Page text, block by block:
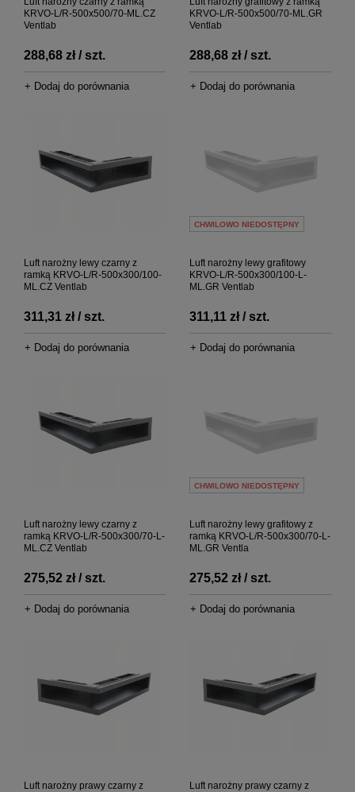
KRVO-L/R-500x500/70-ML.CZ
Ventlab
288,68 zł / szt.
+ Dodaj do porównania
KRVO-L/R-500x500/70-ML.GR
Ventlab
288,68 zł / szt.
+ Dodaj do porównania
Luft narożny lewy czarny z
ramką KRVO-L/R-500x300/100-
ML.CZ Ventlab
311,31 zł / szt.
+ Dodaj do porównania
CHWILOWO NIEDOSTĘPNY
Luft narożny lewy grafitowy
KRVO-L/R-500x300/100-L-
ML.GR Ventlab
311,11 zł / szt.
+ Dodaj do porównania
Luft narożny lewy czarny z
ramką KRVO-L/R-500x300/70-L-
ML.CZ Ventlab
275,52 zł / szt.
+ Dodaj do porównania
CHWILOWO NIEDOSTĘPNY
Luft narożny lewy grafitowy z
ramką KRVO-L/R-500x300/70-L-
ML.GR Ventla
275,52 zł / szt.
+ Dodaj do porównania
Luft narożny prawy czarny z Luft narożny prawy czarny z